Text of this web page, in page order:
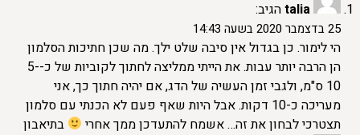
taliaהגיב:
25 בדצמבר 2020 בשעה 14:43
הי לימור. כן בגדול אין סיבה שלט ילך. מה שכן חתיכות הסלמון
הן הרבה יותר עבות. את הייתי ממליצה לחתוך לקוביות של כ-5-
10 ס"מ, ולגבי זמן העשיה של הדג, אם יהיה חתוך כך, אני
מעריכה כ-10 דקות. אבל היות שאף פעם לא הכנתי עם סלמון
תצטרכי לבחון את זה… אשמח להתעדכן ממך אחרי
בתיאבון